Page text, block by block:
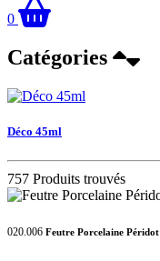
0
Catégories
Déco 45ml
757 Produits trouvés
020.006 Feutre Porcelaine Péridot